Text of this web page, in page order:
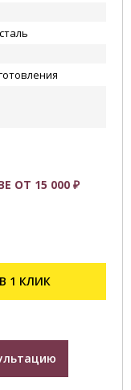
ОТ 15 000 ₽
1 КЛИК